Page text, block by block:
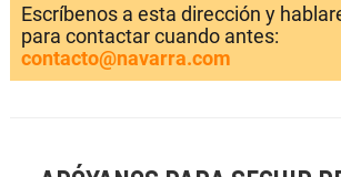
Escríbenos a esta dirección y
para contactar cuando antes:
contacto@navarra.com